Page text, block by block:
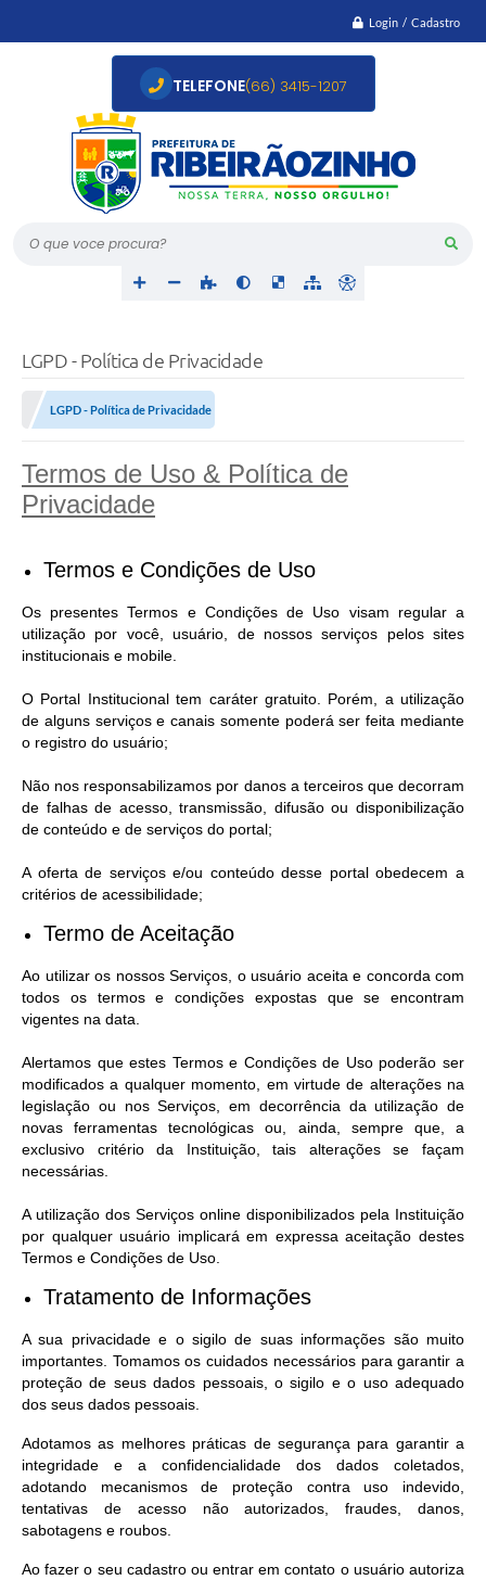
Login / Cadastro
O que voce procura?
TELEFONE(66) 3415-1207
LGPD - Política de Privacidade
LGPD - Política de Privacidade
Termos de Uso & Política de
Privacidade
Termos e Condições de Uso
Os presentes Termos e Condições de Uso visam regular a
utilização por você, usuário, de nossos serviços pelos sites
institucionais e mobile.
O Portal Institucional tem caráter gratuito. Porém, a utilização
de alguns serviços e canais somente poderá ser feita mediante
o registro do usuário;
Não nos responsabilizamos por danos a terceiros que decorram
de falhas de acesso, transmissão, difusão ou disponibilização
de conteúdo e de serviços do portal;
A oferta de serviços e/ou conteúdo desse portal obedecem a
critérios de acessibilidade;
Termo de Aceitação
Ao utilizar os nossos Serviços, o usuário aceita e concorda com
todos os termos e condições expostas que se encontram
vigentes na data.
Alertamos que estes Termos e Condições de Uso poderão ser
modificados a qualquer momento, em virtude de alterações na
legislação ou nos Serviços, em decorrência da utilização de
novas ferramentas tecnológicas ou, ainda, sempre que, a
exclusivo critério da Instituição, tais alterações se façam
necessárias.
A utilização dos Serviços online disponibilizados pela Instituição
por qualquer usuário implicará em expressa aceitação destes
Termos e Condições de Uso.
Tratamento de Informações
A sua privacidade e o sigilo de suas informações são muito
importantes. Tomamos os cuidados necessários para garantir a
proteção de seus dados pessoais, o sigilo e o uso adequado
dos seus dados pessoais.
Adotamos as melhores práticas de segurança para garantir a
integridade e a confidencialidade dos dados coletados,
adotando mecanismos de proteção contra uso indevido,
tentativas de acesso não autorizados, fraudes, danos,
sabotagens e roubos.
Ao fazer o seu cadastro ou entrar em contato o usuário autoriza